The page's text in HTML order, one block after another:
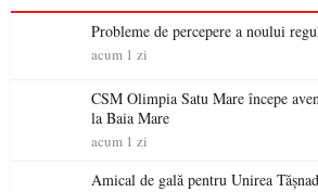
Probleme de percepere a noului
acum 1 zi
CSM Olimpia Satu Mare începe aventura în Cupa
la Baia Mare
acum 1 zi
Amical de gală pentru Unirea Tășnad